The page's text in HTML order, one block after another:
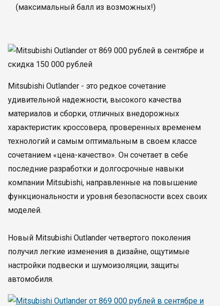
(максимальный балл из возможных!)
Mitsubishi Outlander - это редкое сочетание
удивительной надежности, высокого качества
материалов и сборки, отличных внедорожных
характеристик кроссовера, проверенных временем
технологий и самым оптимальным в своем классе
сочетанием «цена-качество». Он сочетает в себе
последние разработки и долгосрочные навыки
компании Mitsubishi, направленные на повышение
функциональности и уровня безопасности всех своих
моделей.
Новый Mitsubishi Outlander четвертого поколения
получил легкие изменения в дизайне, ощутимые
настройки подвески и шумоизоляции, защиты
автомобиля.